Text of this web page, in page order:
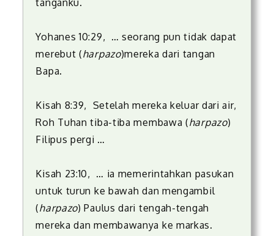
Yohanes 10:29, … seorang pun tidak dapat
merebut (harpazo)mereka dari tangan
Bapa.
Kisah 8:39, Setelah mereka keluar dari air,
Roh Tuhan tiba-tiba membawa (harpazo)
Filipus pergi …
Kisah 23:10, … ia memerintahkan pasukan
untuk turun ke bawah dan mengambil
(harpazo) Paulus dari tengah-tengah
mereka dan membawanya ke markas.